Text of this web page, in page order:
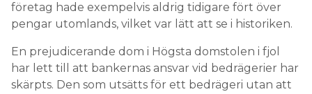
företag hade exempelvis aldrig tidigare fört över
pengar utomlands, vilket var lätt att se i historiken.
En prejudicerande dom i Högsta domstolen i fjol
har lett till att bankernas ansvar vid bedrägerier har
skärpts. Den som utsätts för ett bedrägeri utan att